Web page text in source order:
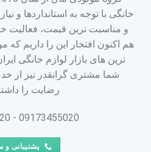
خانگی با توجه به استانداردها و
و مناسبت ترین قیمت، فعالیت
هم اکنون افتخار این را داریم
ترین های بازار لوازم خانگی
شما مشتری گرانقدر نیز از
رضایت را
09173455020 - 09183755020
پشتیبانی و